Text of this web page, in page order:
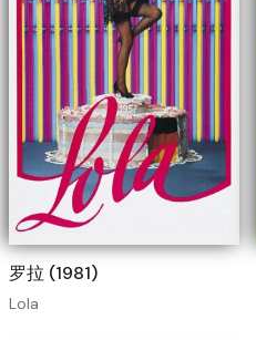
罗拉 (1981)
Lola